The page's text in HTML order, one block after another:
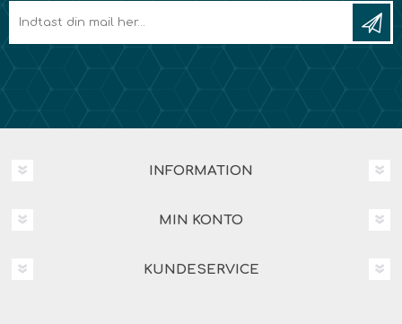
INFORMATION
MIN KONTO
KUNDESERVICE